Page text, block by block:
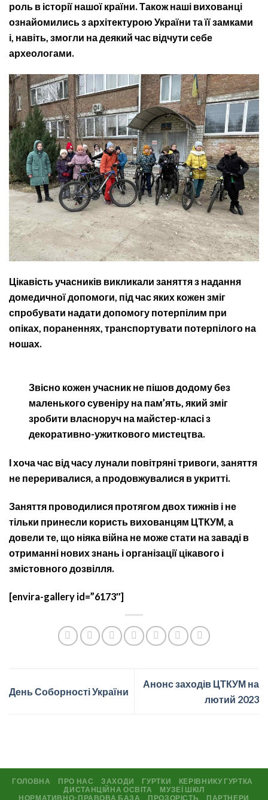
роль в історії нашої країни. Також наші вихованці
ознайомились з архітектурою України та її замками
і, навіть, змогли на деякий час відчути себе
археологами.
Цікавість учасників викликали заняття з надання
домедичної допомоги, під час яких кожен зміг
спробувати надати допомогу потерпілим при
опіках, пораненнях, транспортувати потерпілого на
ношах.
Звісно кожен учасник не пішов додому без
маленького сувеніру на пам’ять, який зміг
зробити власноруч на майстер-класі з
декоративно-ужиткового мистецтва.
І хоча час від часу лунали повітряні тривоги, заняття
не переривалися, а продовжувалися в укритті.
Заняття проводилися протягом двох тижнів і не
тільки принесли користь вихованцям ЦТКУМ, а
довели те, що ніяка війна не може стати на заваді в
отриманні нових знань і організації цікавого і
змістовного дозвілля.
[envira-gallery id=”6173″]
День Соборності України
Анонс заходів ЦТКУМ на
лютий 2023
ГОЛОВНА ПРО НАС ЗАХОДИ ГУРТКИ
КЕРІВНИКУ ГУРТКА
ДИСТАНЦІЙНА ОСВІТА
МУЗЕЇ ШКІЛ
НОРМАТИВНО-ПРАВОВА БАЗА
ПРОЗОРІСТЬ ПАРТНЕРИ